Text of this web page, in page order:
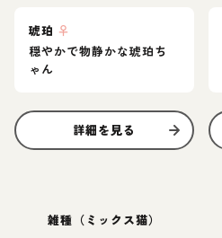
琥珀 ♀
穏やかで物静かな琥珀ち
ゃん
詳細を見る
雑種（ミックス猫）